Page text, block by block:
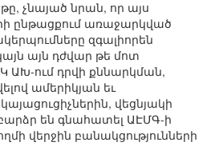
չնայած նրան, որ այս
ընթացքում առաջարկված
զգալիորեն
այն դժվար թե մոտ
ԱԽ-ում դրվի քննարկման,
ամերիկյան եւ
վեցնյակի
են գնահատել ԱԷՄԳ-ի
վերջին բանակցությունների